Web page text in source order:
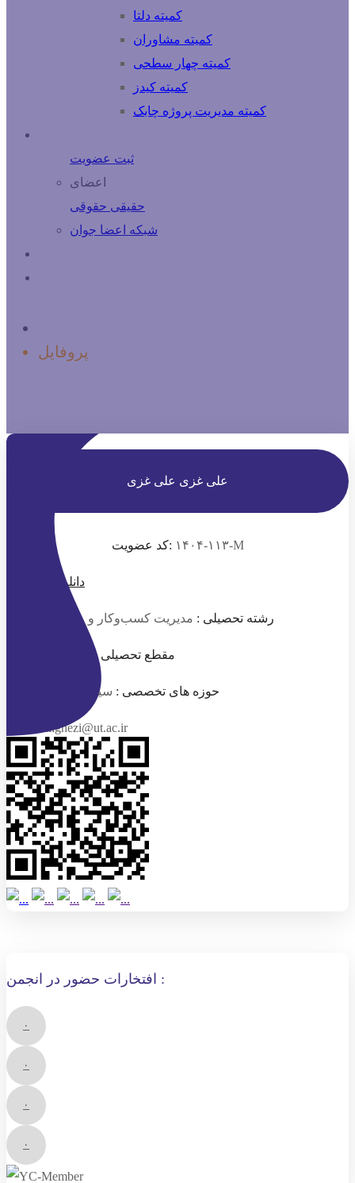
کمیته دلتا
کمیته مشاوران
کمیته چهار سطحی
کمیته کیدز
کمیته مدیریت پروژه چابک
ثبت عضویت
اعضای
حقیقی حقوقی
شبكه اعضا جوان
پروفایل
علی غزی علی غزی
کد عضویت: ۱۴۰۴-۱۱۳-M
دانلود رزومه
رشته تحصیلی : مدیریت کسب‌وکار و مهندسی شیمی
مقطع تحصیلی :
حوزه های تخصصی : سیستم ها و روش ها
alighezi@ut.ac.ir
افتخارات حضور در انجمن :
۰
۰
۰
۰